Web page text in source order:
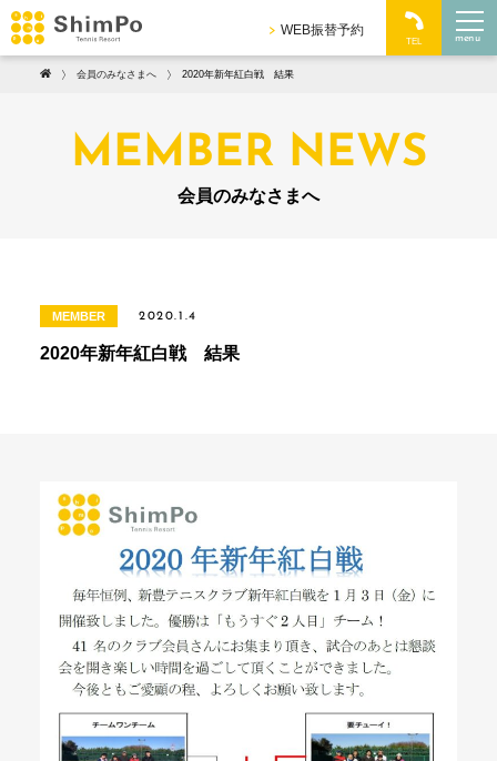
WEB振替予約
TEL menu
会員のみなさまへ 2020年新年紅白戦 結果
MEMBER NEWS
会員のみなさまへ
MEMBER 2020.1.4
2020年新年紅白戦 結果